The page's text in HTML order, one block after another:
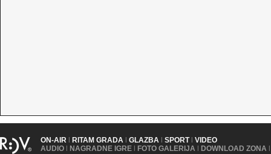
ON-AIR | RITAM GRADA | GLAZBA | SPORT | VIDEO
AUDIO | NAGRADNE IGRE | FOTO GALERIJA | DOWNLOAD ZONA |